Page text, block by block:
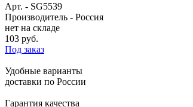
Арт. - SG5539
Производитель - Россия
нет на складе
103 руб.
Под заказ
Удобные варианты
доставки по России
Гарантия качества